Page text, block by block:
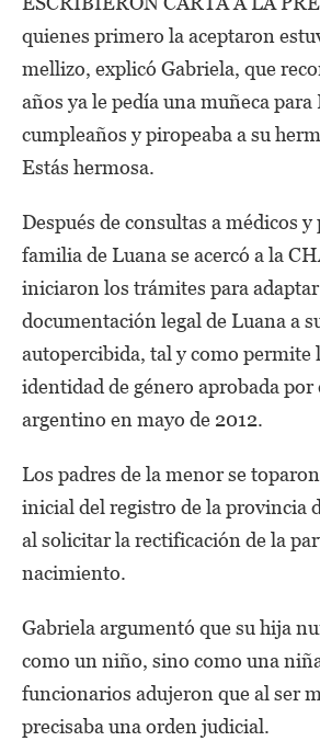
quienes primero la aceptaron
mellizo, explicó Gabriela, que
años ya le pedía una muñeca para
cumpleaños y piropeaba a su
Estás hermosa.
Después de consultas a médicos y
familia de Luana se acercó a la
iniciaron los trámites para
documentación legal de Luana a
autopercibida, tal y como permite
identidad de género aprobada por
argentino en mayo de 2012.
Los padres de la menor se
inicial del registro de la provincia
al solicitar la rectificación de la
nacimiento.
Gabriela argumentó que su hija
como un niño, sino como una
funcionarios adujeron que al ser
precisaba una orden judicial.